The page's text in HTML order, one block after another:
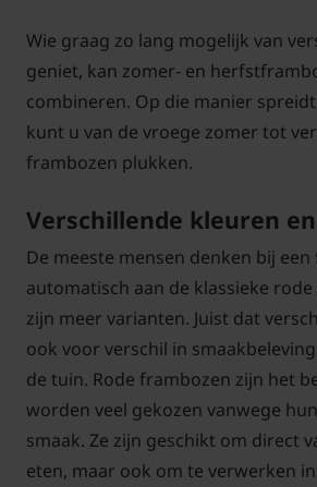
Wie graag zo lang mogelijk van
geniet, kan zomer- en
combineren. Op die manier
kunt u van de vroege zomer tot
frambozen plukken.
Verschillende kleuren
De meeste mensen denken bij
automatisch aan de klassieke
zijn meer varianten. Juist dat
ook voor verschil in
de tuin. Rode frambozen zijn het
worden veel gekozen vanwege
smaak. Ze zijn geschikt om direct
eten, maar ook om te verwerken